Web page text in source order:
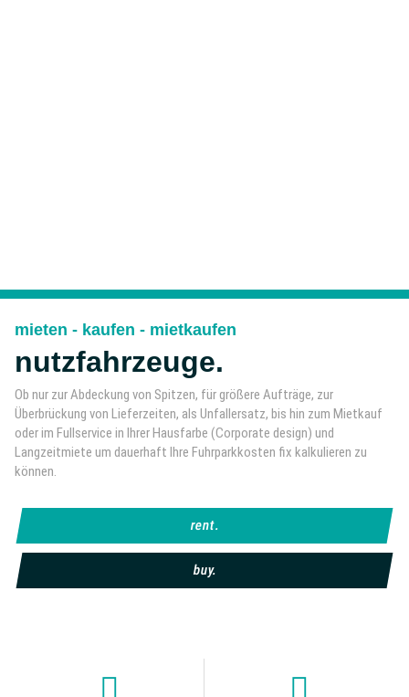
mieten - kaufen - mietkaufen
nutzfahrzeuge.
Ob nur zur Abdeckung von Spitzen, für größere Aufträge, zur
Überbrückung von Lieferzeiten, als Unfallersatz, bis hin zum Mietkauf
oder im Fullservice in Ihrer Hausfarbe (Corporate design) und
Langzeitmiete um dauerhaft Ihre Fuhrparkkosten fix kalkulieren zu
können.
rent.
buy.